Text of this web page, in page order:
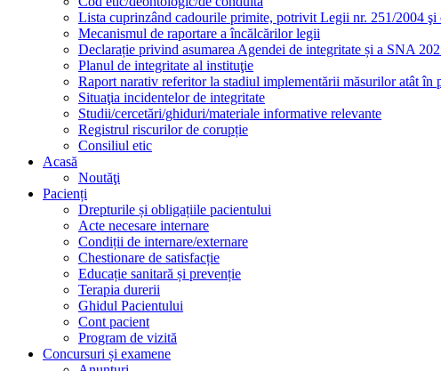
Lista cuprinzând cadourile primite, potrivit Legii nr. 251/2004 şi
Mecanismul de raportare a încălcărilor legii
Declarație privind asumarea Agendei de integritate și a SNA
Planul de integritate al instituţie
Raport narativ referitor la stadiul implementării măsurilor atât în
Situaţia incidentelor de integritate
Studii/cercetări/ghiduri/materiale informative relevante
Registrul riscurilor de corupție
Consiliul etic
Acasă
Noutăţi
Pacienți
Drepturile și obligațiile pacientului
Acte necesare internare
Condiții de internare/externare
Chestionare de satisfacție
Educație sanitară și prevenție
Terapia durerii
Ghidul Pacientului
Cont pacient
Program de vizită
Concursuri și examene